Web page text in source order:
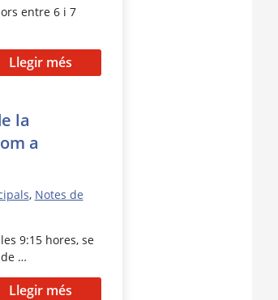
entre 6 i 7
Llegir més
la
a
, Notes de
9:15 hores, se
…
Llegir més